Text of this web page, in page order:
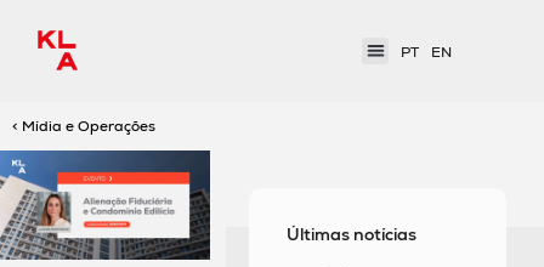
PT EN
< Mídia e Operações
Últimas notícias